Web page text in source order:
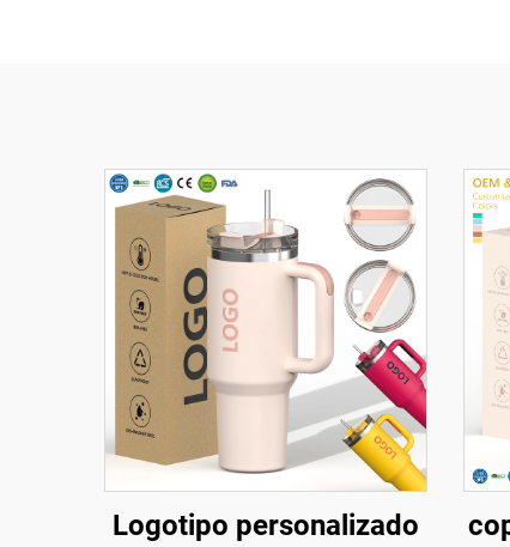
Logotipo personalizado